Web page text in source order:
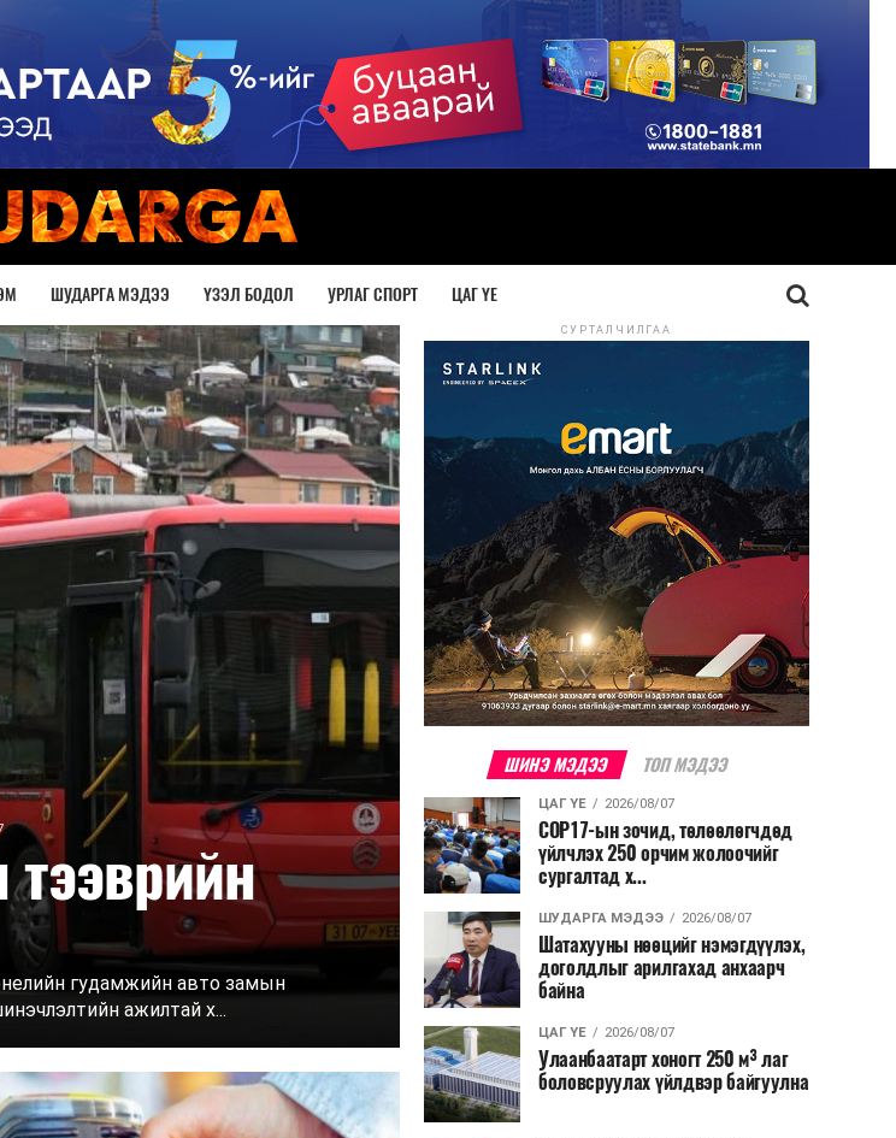
ШУДАРГА МЭДЭЭ ҮЗЭЛ БОДОЛ УРЛАГ СПОРТ ЦАГ ҮЕ
гудамжийн авто замын
ажилтай х...
СУРТАЛЧИЛГАА
ШИНЭ МЭДЭЭ ТОП МЭДЭЭ
ЦАГ ҮЕ 2026/08/07
COP17-ын зочид, төлөөлөгчдөд
үйлчлэх 250 орчим жолоочийг
сургалтад х...
ШУДАРГА МЭДЭЭ 2026/08/07
Шатахууны нөөцийг нэмэгдүүлэх,
доголдлыг арилгахад анхаарч
байна
ЦАГ ҮЕ 2026/08/07
Улаанбаатарт хоногт 250 м³ лаг
боловсруулах үйлдвэр байгуулна